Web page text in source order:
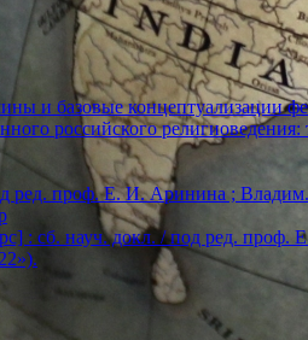
и базовые концептуализации
российского
ред. проф. Е. И. Аринина ;
: сб. науч. докл. / под ред.